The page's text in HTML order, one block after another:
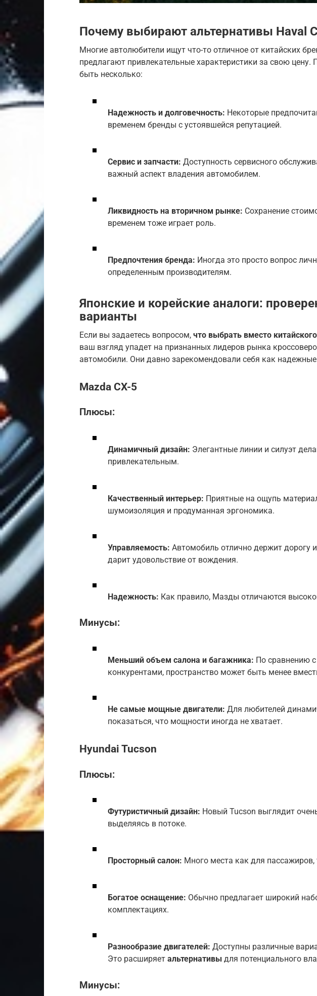
Почему выбирают альтернативы Haval
Многие автолюбители ищут что-то отличное от китайских
предлагают привлекательные характеристики за свою цену.
быть несколько:
Надежность и долговечность: Некоторые
временем бренды с устоявшейся репутацией.
Сервис и запчасти: Доступность сервисного
важный аспект владения автомобилем.
Ликвидность на вторичном рынке: Сохранение
временем тоже играет роль.
Предпочтения бренда: Иногда это просто вопрос
определенным производителям.
Японские и корейские аналоги:
варианты
Если вы задаетесь вопросом, что выбрать вместо
ваш взгляд упадет на признанных лидеров рынка
автомобили. Они давно зарекомендовали себя как
Mazda CX-5
Плюсы:
Динамичный дизайн: Элегантные линии и силуэт
привлекательным.
Качественный интерьер: Приятные на ощупь
шумоизоляция и продуманная эргономика.
Управляемость: Автомобиль отлично держит дорогу
дарит удовольствие от вождения.
Надежность: Как правило, Мазды отличаются
Минусы:
Меньший объем салона и багажника: По сравнению
конкурентами, пространство может быть менее
Не самые мощные двигатели: Для любителей
показаться, что мощности иногда не хватает.
Hyundai Tucson
Плюсы:
Футуристичный дизайн: Новый Tucson выглядит
выделяясь в потоке.
Просторный салон: Много места как для пассажиров,
Богатое оснащение: Обычно предлагает широкий
комплектациях.
Разнообразие двигателей: Доступны различные
Это расширяет альтернативы для потенциального
Минусы: